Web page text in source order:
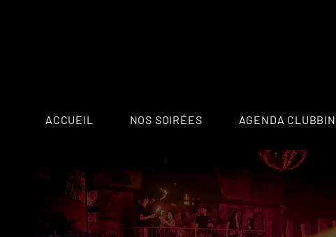
ACCUEIL NOS SOIRÉES AGENDA